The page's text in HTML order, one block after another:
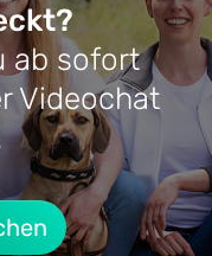
ab sofort
Videochat